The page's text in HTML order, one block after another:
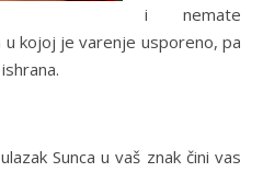
i nemate
kojoj je varenje usporeno, pa
Sunca u vaš znak čini vas